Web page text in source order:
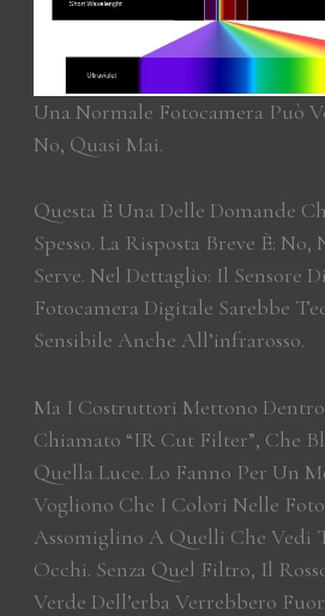
Una Normale Fotocamera Può
No, Quasi Mai.
Questa È Una Delle Domande
Spesso. La Risposta Breve È: No,
Serve. Nel Dettaglio: Il Sensore
Fotocamera Digitale Sarebbe
Sensibile Anche All’infrarosso.
Ma I Costruttori Mettono
Chiamato “IR Cut Filter”, Che
Quella Luce. Lo Fanno Per Un
Vogliono Che I Colori Nelle
Assomiglino A Quelli Che Vedi
Occhi. Senza Quel Filtro, Il
Verde Dell’erba Verrebbero